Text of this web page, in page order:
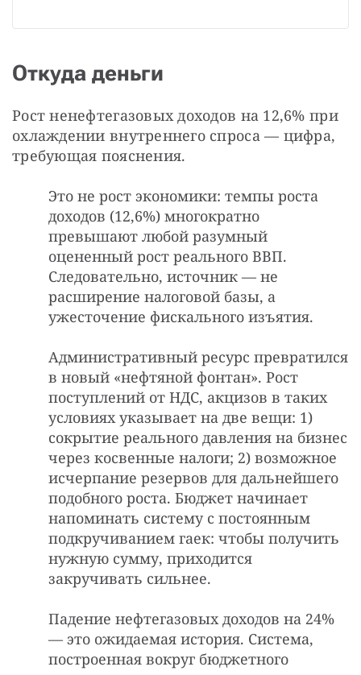
Откуда деньги
Рост ненефтегазовых доходов на 12,6% при
охлаждении внутреннего спроса — цифра,
требующая пояснения.
Это не рост экономики: темпы роста
доходов (12,6%) многократно
превышают любой разумный
оцененный рост реального ВВП.
Следовательно, источник — не
расширение налоговой базы, а
ужесточение фискального изъятия.
Административный ресурс превратился
в новый «нефтяной фонтан». Рост
поступлений от НДС, акцизов в таких
условиях указывает на две вещи: 1)
сокрытие реального давления на бизнес
через косвенные налоги; 2) возможное
исчерпание резервов для дальнейшего
подобного роста. Бюджет начинает
напоминать систему с постоянным
подкручиванием гаек: чтобы получить
нужную сумму, приходится
закручивать сильнее.
Падение нефтегазовых доходов на 24%
— это ожидаемая история. Система,
построенная вокруг бюджетного